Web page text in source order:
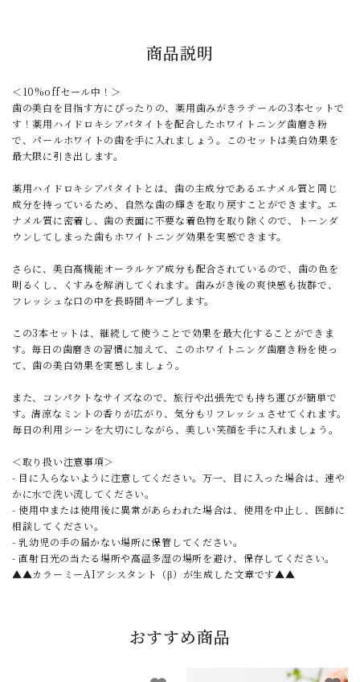
商品説明
＜10%offセール中！＞
歯の美白を目指す方にぴったりの、薬用歯みがきラテールの3本セットで
す！薬用ハイドロキシアパタイトを配合したホワイトニング歯磨き粉
で、パールホワイトの歯を手に入れましょう。このセットは美白効果を
最大限に引き出します。
薬用ハイドロキシアパタイトとは、歯の主成分であるエナメル質と同じ
成分を持っているため、自然な歯の輝きを取り戻すことができます。エ
ナメル質に密着し、歯の表面に不要な着色物を取り除くので、トーンダ
ウンしてしまった歯もホワイトニング効果を実感できます。
さらに、美白高機能オーラルケア成分も配合されているので、歯の色を
明るくし、くすみを解消してくれます。歯みがき後の爽快感も抜群で、
フレッシュな口の中を長時間キープします。
この3本セットは、継続して使うことで効果を最大化することができま
す。毎日の歯磨きの習慣に加えて、このホワイトニング歯磨き粉を使っ
て、歯の美白効果を実感しましょう。
また、コンパクトなサイズなので、旅行や出張先でも持ち運びが簡単で
す。清涼なミントの香りが広がり、気分もリフレッシュさせてくれます。
毎日の利用シーンを大切にしながら、美しい笑顔を手に入れましょう。
＜取り扱い注意事項＞
- 目に入らないように注意してください。万一、目に入った場合は、速や
かに水で洗い流してください。
- 使用中または使用後に異常があらわれた場合は、使用を中止し、医師に
相談してください。
- 乳幼児の手の届かない場所に保管してください。
- 直射日光の当たる場所や高温多湿の場所を避け、保存してください。
▲▲カラーミーAIアシスタント（β）が生成した文章です▲▲
おすすめ商品